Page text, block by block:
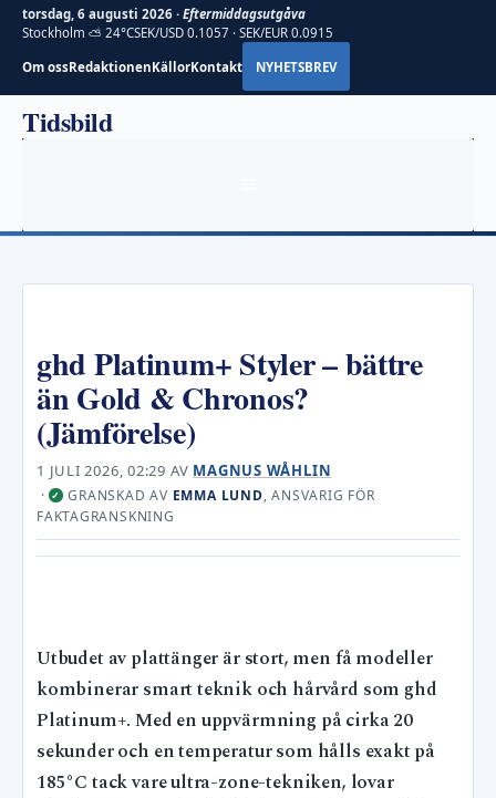
torsdag, 6 augusti 2026 · Eftermiddagsutgåva
Stockholm ⛅ 24°CSEK/USD 0.1057 · SEK/EUR 0.0915
Om ossRedaktionenKällorKontakt NYHETSBREV
Hoppa
Tidsbild
ghd Platinum+ Styler – bättre
än Gold & Chronos?
(Jämförelse)
1 JULI 2026, 02:29 AV MAGNUS WÅHLIN
·✓ GRANSKAD AV EMMA LUND, ANSVARIG FÖR
FAKTAGRANSKNING
Utbudet av plattänger är stort, men få modeller
kombinerar smart teknik och hårvård som ghd
Platinum+. Med en uppvärmning på cirka 20
sekunder och en temperatur som hålls exakt på
185°C tack vare ultra-zone-tekniken, lovar